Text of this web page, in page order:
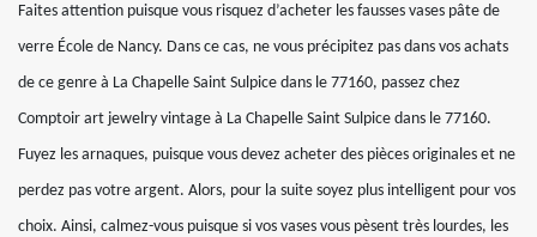
Faites attention puisque vous risquez d’acheter les fausses vases pâte de
verre École de Nancy. Dans ce cas, ne vous précipitez pas dans vos achats
de ce genre à La Chapelle Saint Sulpice dans le 77160, passez chez
Comptoir art jewelry vintage à La Chapelle Saint Sulpice dans le 77160.
Fuyez les arnaques, puisque vous devez acheter des pièces originales et ne
perdez pas votre argent. Alors, pour la suite soyez plus intelligent pour vos
choix. Ainsi, calmez-vous puisque si vos vases vous pèsent très lourdes, les